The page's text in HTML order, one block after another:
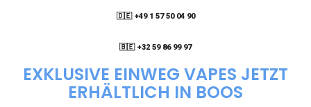
🇩🇪 +49 1 57 50 04 90
🇧🇪 +32 59 86 99 97
EXKLUSIVE EINWEG VAPES JETZT
ERHÄLTLICH IN BOOS